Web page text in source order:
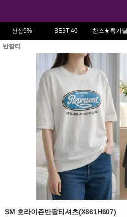
신상5% BEST 40 찬스★특가딜
반팔티
SM 호라이즌반팔티셔츠(X861H607)